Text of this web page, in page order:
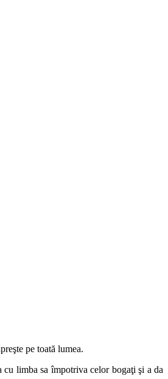
pe toată lumea.
limba sa împotriva celor bogaţi şi a da